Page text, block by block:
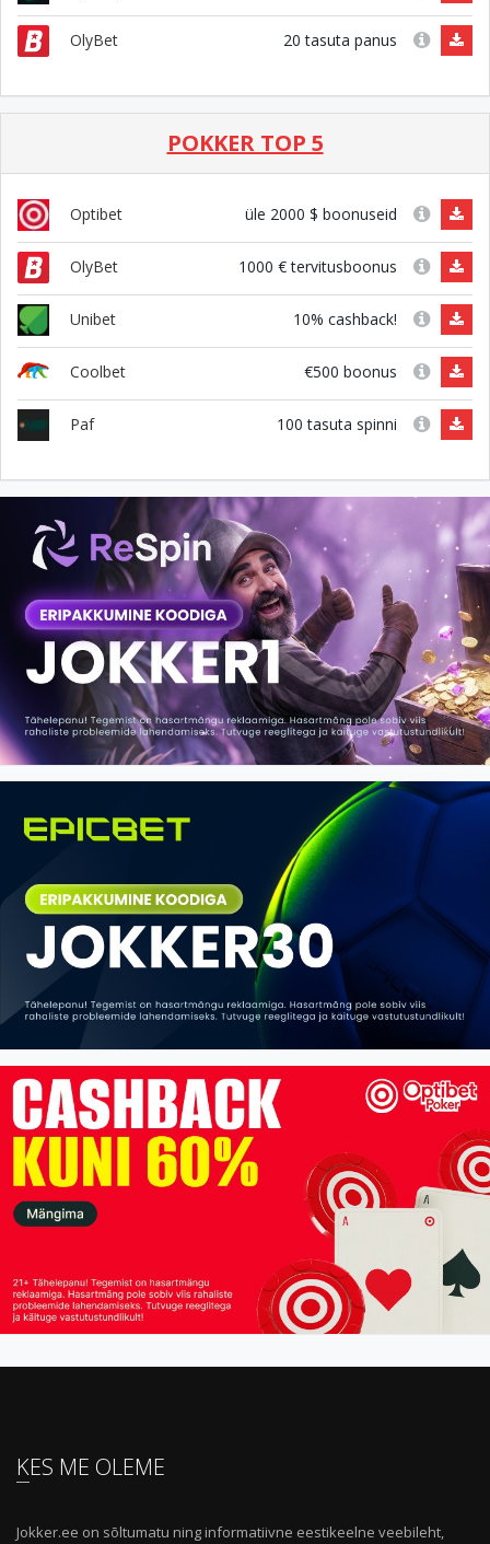
OlyBet 20 tasuta panus
POKKER TOP 5
Optibet üle 2000 $ boonuseid
OlyBet 1000 € tervitusboonus
Unibet 10% cashback!
Coolbet €500 boonus
Paf 100 tasuta spinni
KES ME OLEME
Jokker.ee on sõltumatu ning informatiivne eestikeelne veebileht,